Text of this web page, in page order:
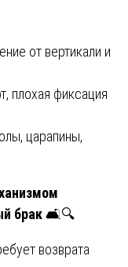
от вертикали и
плохая фиксация
царапины,
брак 🛋️🔍
возврата